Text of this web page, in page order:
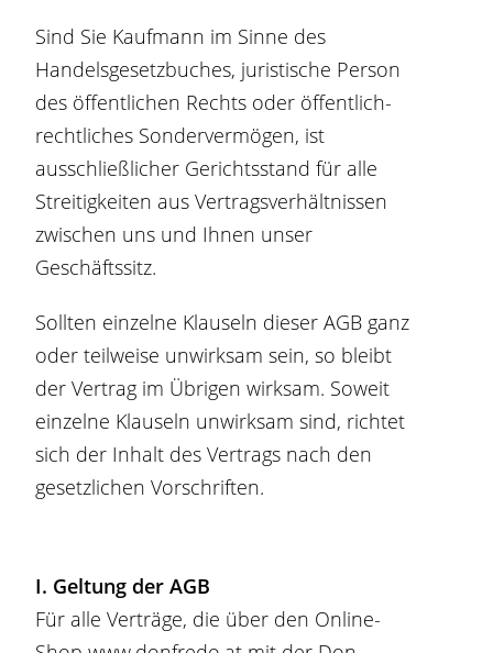
Sind Sie Kaufmann im Sinne des
Handelsgesetzbuches, juristische Person
des öffentlichen Rechts oder öffentlich-
rechtliches Sondervermögen, ist
ausschließlicher Gerichtsstand für alle
Streitigkeiten aus Vertragsverhältnissen
zwischen uns und Ihnen unser
Geschäftssitz.
Sollten einzelne Klauseln dieser AGB ganz
oder teilweise unwirksam sein, so bleibt
der Vertrag im Übrigen wirksam. Soweit
einzelne Klauseln unwirksam sind, richtet
sich der Inhalt des Vertrags nach den
gesetzlichen Vorschriften.
I. Geltung der AGB
Für alle Verträge, die über den Online-